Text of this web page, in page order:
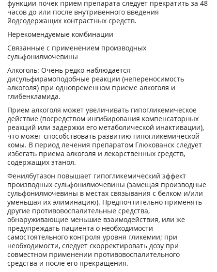
функции почек прием препарата следует прекратить за 48
часов до или после внутривенного введения
йодсодержащих контрастных средств.
Нерекомендуемые комбинации
Связанные с применением производных
сульфонилмочевины
Алкоголь: Очень редко наблюдается
дисульфирамоподобные реакции (непереносимость
алкоголя) при одновременном приеме алкоголя и
глибенкламида.
Прием алкоголя может увеличивать гипогликемическое
действие (посредством ингибирования компенсаторных
реакций или задержки его метаболической инактивации),
что может способствовать развитию гипогликемической
комы. В период лечения препаратом Глюкованск следует
избегать приема алкоголя и лекарственных средств,
содержащих этанол.
Фенилбутазон повышает гипогликемический эффект
производных сульфонилмочевины (замещая производные
сульфонилмочевины в местах связывания с белком и/или
уменьшая их элиминацию). Предпочтительно применять
другие противовоспалительные средства,
обнаруживающие меньшие взаимодействия, или же
предупреждать пациента о необходимости
самостоятельного контроля уровня гликемии; при
необходимости, следует скорректировать дозу при
совместном применении противовоспалительного
средства и после его прекращения.